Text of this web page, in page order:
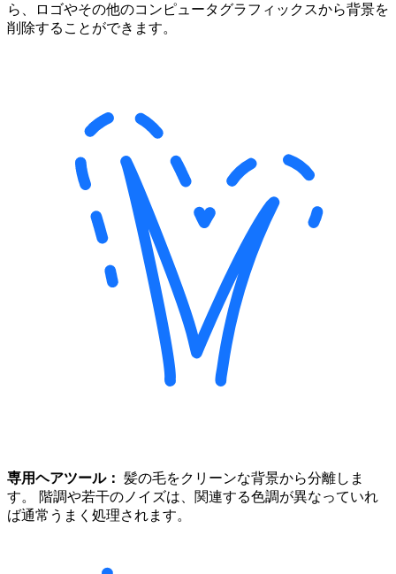
ら、ロゴやその他のコンピュータグラフィックスから背景を
削除することができます。
専用ヘアツール： 髪の毛をクリーンな背景から分離しま
す。 階調や若干のノイズは、関連する色調が異なっていれ
ば通常うまく処理されます。